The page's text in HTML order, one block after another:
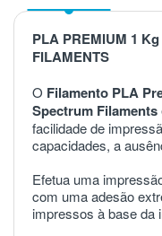
PLA PREMIUM 1
FILAMENTS
O Filamento PLA
Spectrum Filaments
facilidade de
capacidades, a
Efetua uma
com uma adesão
impressos à base da